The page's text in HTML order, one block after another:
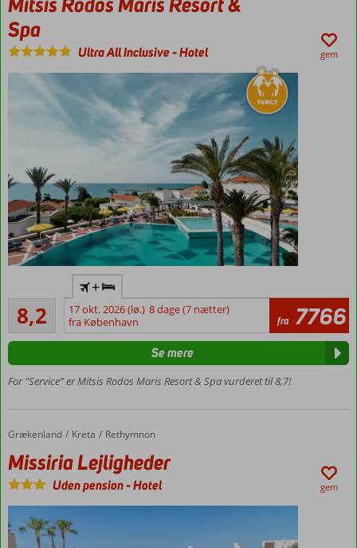
rejse
til
Grækenland
og
nyde
ferien.
–
oplev
en
ægte
middelhavsperle
Grækenland
ud
til
Middelhavet
grænser
til
Albanien,
Nordmakedonien
Bulgarien.
Landet
har
intet
mindre
end
Spa
Ultra All Inclusive-Hotel gem
Privat
strand
Vandrutsjebaner
Værelser
med
4
8,2
Meget godt
134
anmeldelser
+
17 okt. 2026 (lø.) 8 dage (7 nætter)
fra København
fra 7766
For “Service” er Mitsis Rodos Maris Resort & Spa vurderet til 8,7!
Se mere
Forside
Grækenland Kreta Rethymnon
Missiria Lejligheder
Missiria Lejligheder
Uden pension-Hotel gem